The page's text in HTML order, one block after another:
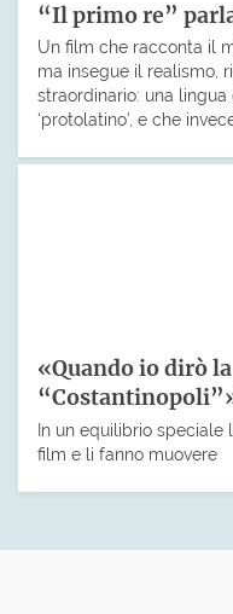
“Il primo re”
Un film che racconta il
ma insegue il realismo,
straordinario: una
‘protolatino’, e che
«Quando io dirò
In un equilibrio speciale
film e li fanno muovere